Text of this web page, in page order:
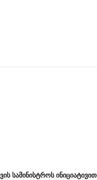
სამინისტროს ინიციატივით